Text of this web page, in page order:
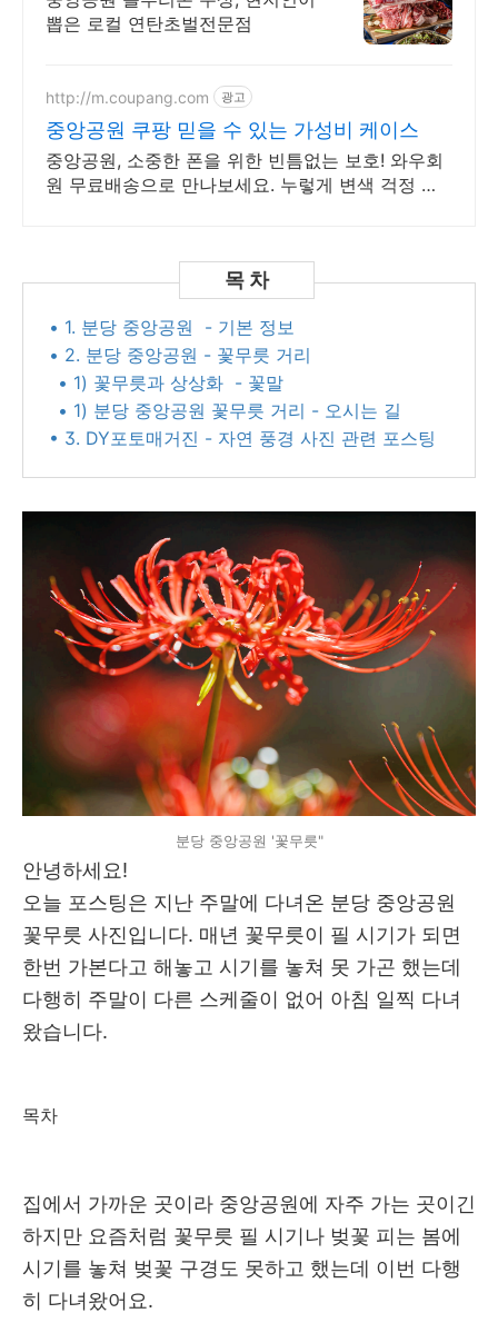
뽑은 로컬 연탄초벌전문점
http://m.coupang.com 광고
중앙공원 쿠팡 믿을 수 있는 가성비 케이스
중앙공원, 소중한 폰을 위한 빈틈없는 보호! 와우회
원 무료배송으로 만나보세요. 누렇게 변색 걱정 없
• 1. 분당 중앙공원 - 기본 정보
• 2. 분당 중앙공원 - 꽃무릇 거리
• 1) 꽃무릇과 상상화 - 꽃말
• 1) 분당 중앙공원 꽃무릇 거리 - 오시는 길
• 3. DY포토매거진 - 자연 풍경 사진 관련 포스팅
분당 중앙공원 '꽃무릇"
안녕하세요!
오늘 포스팅은 지난 주말에 다녀온 분당 중앙공원
꽃무릇 사진입니다. 매년 꽃무릇이 필 시기가 되면
한번 가본다고 해놓고 시기를 놓쳐 못 가곤 했는데
다행히 주말이 다른 스케줄이 없어 아침 일찍 다녀
왔습니다.
목차
집에서 가까운 곳이라 중앙공원에 자주 가는 곳이긴
하지만 요즘처럼 꽃무릇 필 시기나 벚꽃 피는 봄에
시기를 놓쳐 벚꽃 구경도 못하고 했는데 이번 다행
히 다녀왔어요.